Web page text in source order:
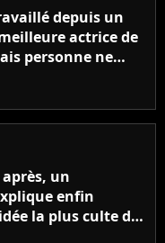
depuis un
actrice de
personne ne
de rôle au
après, un
enfin
la plus culte de
parle pas du